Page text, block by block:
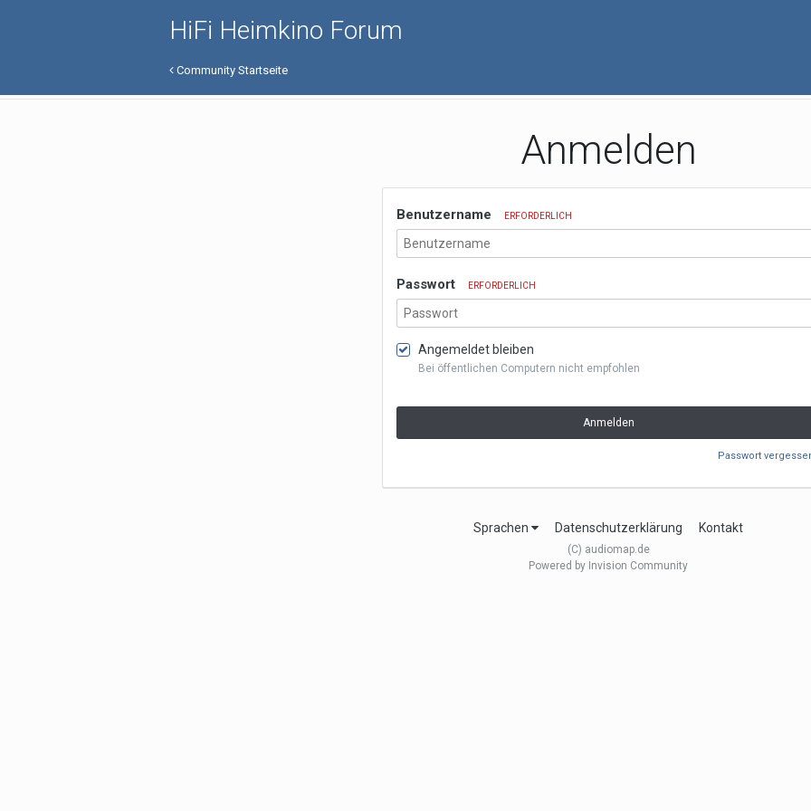
HiFi Heimkino Forum
Community Startseite
Anmelden
Benutzername ERFORDERLICH
Passwort ERFORDERLICH
Angemeldet bleiben
Bei öffentlichen Computern nicht empfohlen
Anmelden
Passwort
Sprachen Datenschutzerklärung Kontakt
(C) audiomap.de
Powered by Invision Community